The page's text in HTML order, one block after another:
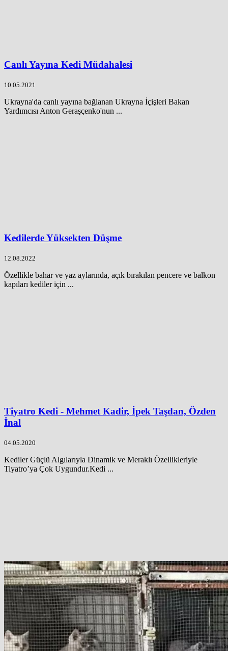
Canlı Yayına Kedi Müdahalesi
10.05.2021
Ukrayna'da canlı yayına bağlanan Ukrayna İçişleri Bakan
Yardımcısı Anton Geraşçenko'nun ...
Kedilerde Yüksekten Düşme
12.08.2022
Özellikle bahar ve yaz aylarında, açık bırakılan pencere ve balkon
kapıları kediler için ...
Tiyatro Kedi - Mehmet Kadir, İpek Taşdan, Özden
İnal
04.05.2020
Kediler Güçlü Algılarıyla Dinamik ve Meraklı Özellikleriyle
Tiyatro’ya Çok Uygundur.Kedi ...